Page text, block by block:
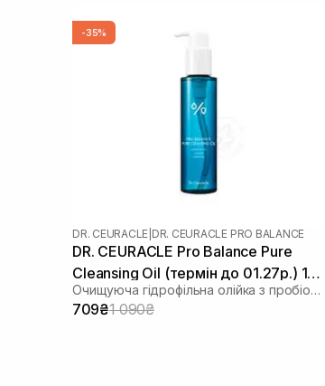
-35%
DR. CEURACLE DR. CEURACLE PRO BALANCE
DR. CEURACLE Pro Balance Pure
Cleansing Oil (термін до 01.27р.) 155
мл
Очищуюча гідрофільна олійка з пробіотиками
709₴1 090₴